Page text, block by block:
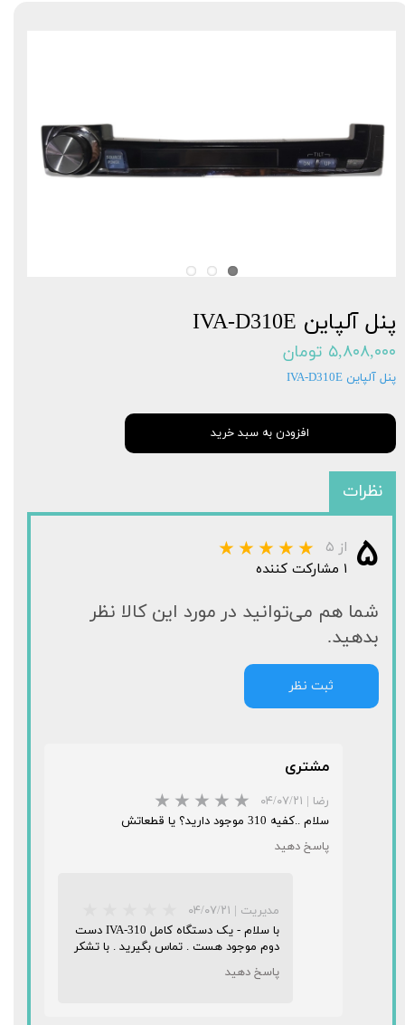
پنل آلپاین IVA-D310E
۵,۸۰۸,۰۰۰ تومان
پنل آلپاین IVA-D310E
افزودن به سبد خرید
نظرات
۵ از ۵
۱ مشارکت کننده
شما هم می‌توانید در مورد این کالا نظر
بدهید.
ثبت نظر
مشتری
رضا | ۰۴/۰۷/۲۱
سلام ..کفیه 310 موجود دارید؟ یا قطعاتش
پاسخ دهید
مدیریت | ۰۴/۰۷/۲۱
با سلام - یک دستگاه کامل IVA-310 دست
دوم موجود هست . تماس بگیرید . با تشکر
پاسخ دهید